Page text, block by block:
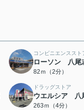
コンビニエンススト
ローソン 八尾
82ｍ（2分）
ドラッグストア
ウエルシア 八
263ｍ（4分）